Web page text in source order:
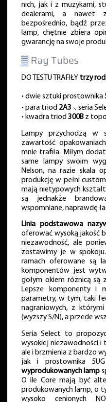
nich, jak i z muzykami,
dealerami, a nawet
bezpośrednio, bądź
lamp, chętnie zbiera
gwarancję na swoje
▒Ray Tubes
DO TESTU TRAFIŁY trzy
• dwie sztuki prostownika
• para triod 2A3 ⸜ seria
• kwadra triod 300B z
Lampy przychodzą w
zawartość
mnie trafiła. Miłym
same lampy swoim
Nelson, na razie skala
produkcję w pełni
mają nietypowych
są jednakże
wspomniane, naprawdę
Linia podstawowa
oferować wysoką jakość
niezawodność, ale
zostawimy je w
ramach oferowane są
komponentów jest
gołym okiem różnicą są
Lepsze komponenty i
parametry, w tym, taki
nagraniowych, z
(wyższy S/N), a przede
Seria Select to
wysokiej niezawodności i
ale i brzmienia z bardzo
jak i prostownika
wyprodukowanych lamp
O ile Core mają być
produkowanych lamp, o
wysoko cenionych